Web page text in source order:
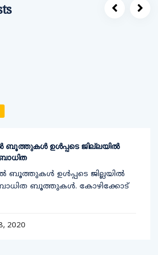
ബൂത്തുകള്‍ ഉള്‍പ്പടെ ജില്ലയില്‍
ബൂത്തുകള്‍ ഉള്‍പ്പടെ ജില്ലയില്‍
ബൂത്തുകള്‍. കോഴിക്കോട്
2020